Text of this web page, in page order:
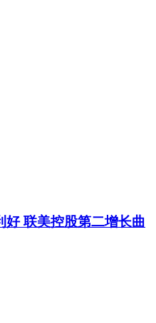
好 联美控股第二增长曲